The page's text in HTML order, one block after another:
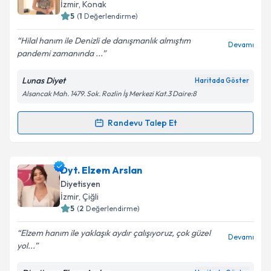
Kişisel verilerimin işlenmesine ilişkin
Aydınlatma
Metni'ni okudum ve kişisel verilerimin belirtilen
kapsamda işlenmesini kabul ediyorum.
İzmir, Konak
5 (1 Değerlendirme)
Hilal hanım ile Denizli de danışmanlık almıştım
pandemi zamanında ...
Devamı
Lunas Diyet Haritada Göster
Alsancak Mah. 1479. Sok. Rozlin İş Merkezi Kat.3 Daire:8
Randevu Talep Et
Randevu Takvimi Talebi
Dyt. Hilal Nur Özkalayiçin randevu takvimi talebi
oluşturun. Size bu uzmandan randevu almanız için bir
takvim hazırlandığında e-posta ile bilgilendireceğiz.
Dyt. Elzem Arslan
Diyetisyen
İzmir, Çiğli
5 (2 Değerlendirme)
Elzem hanım ile yaklaşık aydır çalışıyoruz, çok güzel
yol...
Devamı